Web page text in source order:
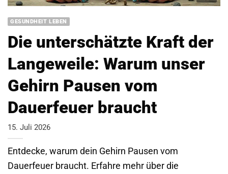
GESUNDHEIT LEBEN
Die unterschätzte Kraft der
Langeweile: Warum unser
Gehirn Pausen vom
Dauerfeuer braucht
15. Juli 2026
Entdecke, warum dein Gehirn Pausen vom
Dauerfeuer braucht. Erfahre mehr über die